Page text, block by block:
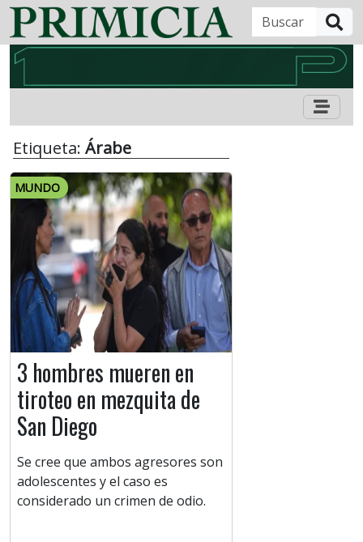
Etiqueta: Árabe
MUNDO
3 hombres mueren en
tiroteo en mezquita de
San Diego
Se cree que ambos agresores son
adolescentes y el caso es
considerado un crimen de odio.